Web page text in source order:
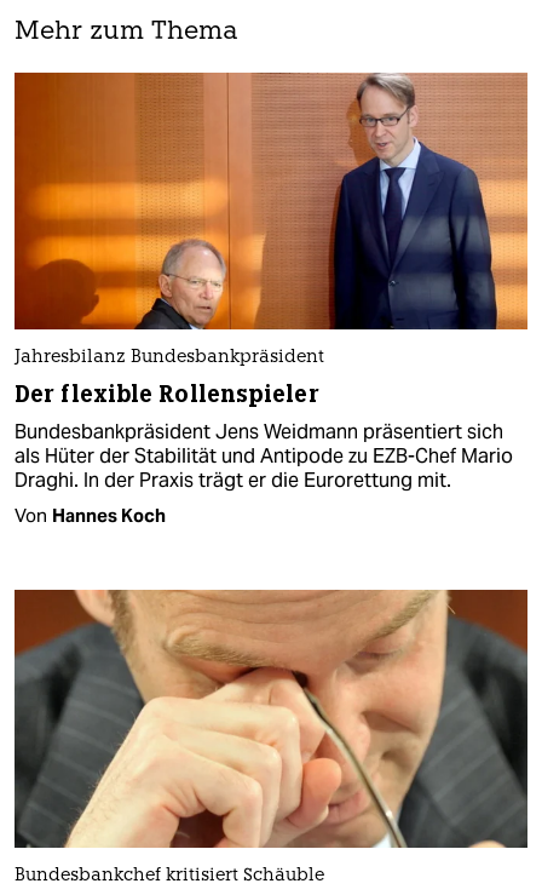
Mehr zum Thema
Jahresbilanz Bundesbankpräsident
Der flexible Rollenspieler
Bundesbankpräsident Jens Weidmann präsentiert sich
als Hüter der Stabilität und Antipode zu EZB-Chef Mario
Draghi. In der Praxis trägt er die Eurorettung mit.
Von Hannes Koch
Bundesbankchef kritisiert Schäuble